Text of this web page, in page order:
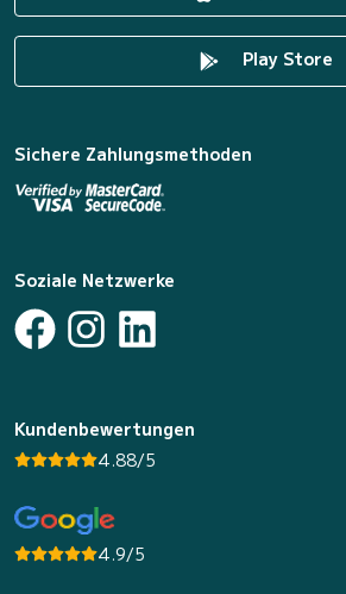
Play Store
Sichere Zahlungsmethoden
Soziale Netzwerke
Kundenbewertungen
4.88/5
4.9/5